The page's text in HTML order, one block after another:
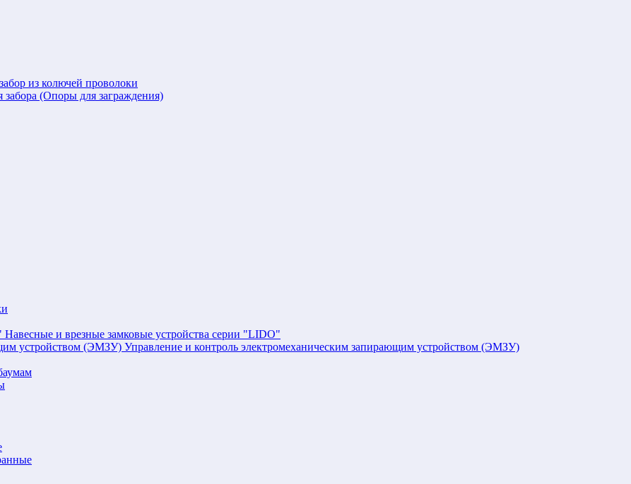
из колючей проволоки
забора (Опоры для заграждения)
Навесные и врезные замковые устройства серии "LIDO"
Управление и контроль электромеханическим запирающим устройством (ЭМЗУ)